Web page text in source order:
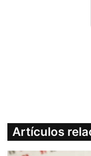
Artículos